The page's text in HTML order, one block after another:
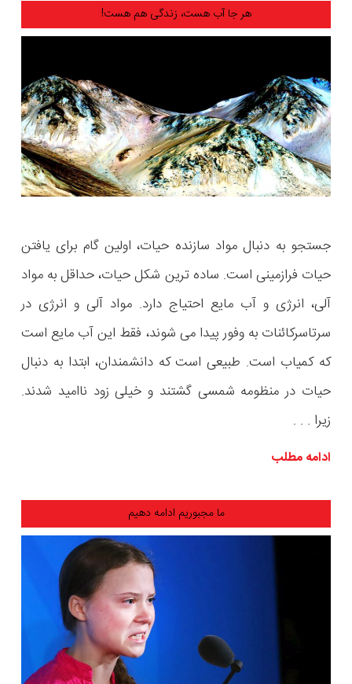
هر جا آب هست، زندگی هم هست!
جستجو به دنبال مواد سازنده حیات، اولین گام برای یافتن
حیات فرازمینی است. ساده ترین شکل حیات، حداقل به مواد
آلی، انرژی و آب مایع احتیاج دارد. مواد آلی و انرژی در
سرتاسرکائنات به وفور پیدا می شوند، فقط این آب مایع است
که کمیاب است. طبیعی است که دانشمندان، ابتدا به دنبال
حیات در منظومه شمسی گشتند و خیلی زود ناامید شدند.
زیرا . . .
ادامه مطلب
ما مجبوریم ادامه دهیم